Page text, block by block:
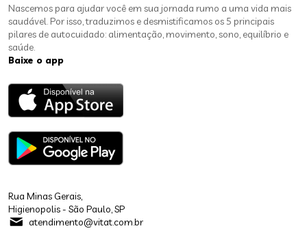
Nascemos para ajudar você em sua jornada rumo a uma vida mais
saudável. Por isso, traduzimos e desmistificamos os 5 principais
pilares de autocuidado: alimentação, movimento, sono, equilíbrio e
saúde.
Baixe o app
Rua Minas Gerais,
Higienopolis - São Paulo, SP
atendimento@vitat.com.br